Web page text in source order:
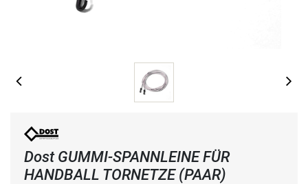
Dost GUMMI-SPANNLEINE FÜR
HANDBALL TORNETZE (PAAR)